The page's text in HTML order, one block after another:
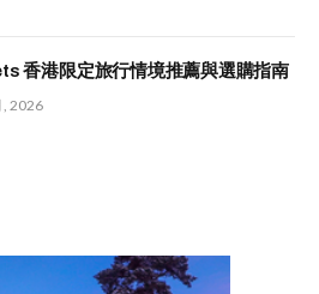
香港限定旅行情境推薦與選購指南
, 2026